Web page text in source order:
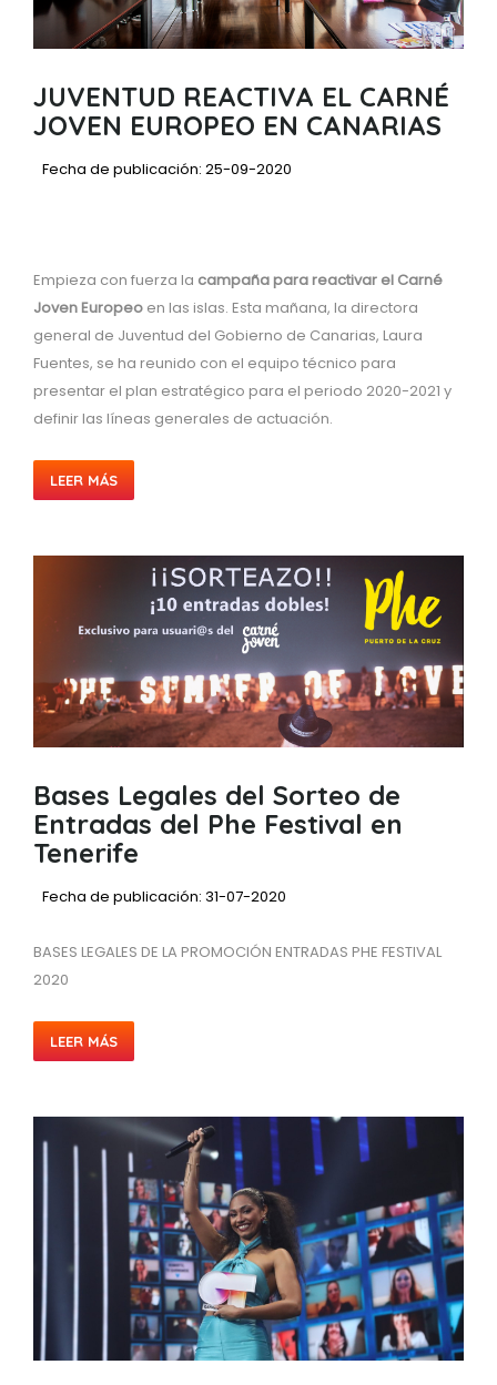
JUVENTUD REACTIVA EL CARNÉ
JOVEN EUROPEO EN CANARIAS
Fecha de publicación: 25-09-2020
Empieza con fuerza la campaña para reactivar el Carné
Joven Europeo en las islas. Esta mañana, la directora
general de Juventud del Gobierno de Canarias, Laura
Fuentes, se ha reunido con el equipo técnico para
presentar el plan estratégico para el periodo 2020-2021 y
definir las líneas generales de actuación.
LEER MÁS
Bases Legales del Sorteo de
Entradas del Phe Festival en
Tenerife
Fecha de publicación: 31-07-2020
BASES LEGALES DE LA PROMOCIÓN ENTRADAS PHE FESTIVAL
2020
LEER MÁS